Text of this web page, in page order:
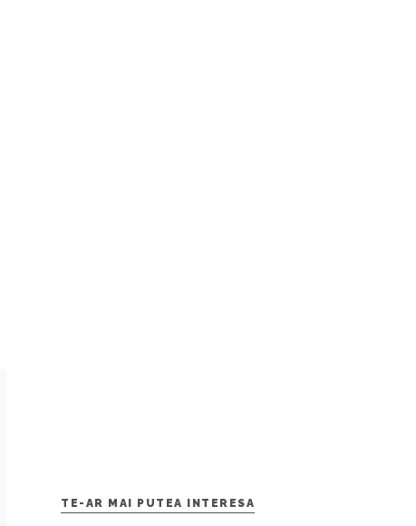
TE-AR MAI PUTEA INTERESA